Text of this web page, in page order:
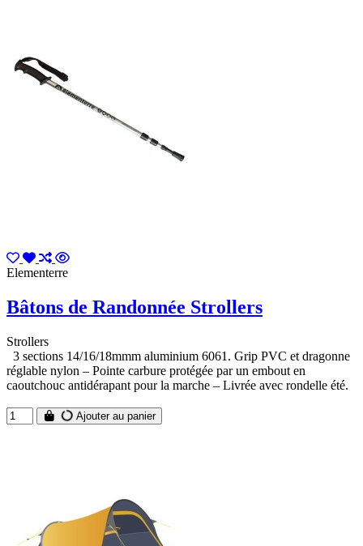
Elementerre
Bâtons de Randonnée Strollers
Strollers
3 sections 14/16/18mmm aluminium 6061. Grip PVC et dragonne
réglable nylon – Pointe carbure protégée par un embout en
caoutchouc antidérapant pour la marche – Livrée avec rondelle été.
Ajouter au panier